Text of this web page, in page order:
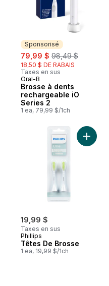
Sponsorisé
sale:
79,99 $ , formerly:
98,49 $
18,50 $ DE RABAIS
Taxes en sus
Sponsorisé
Oral-B
Brosse à dents
rechargeable iO
Series 2
1 ea, 79,99 $/1ch
19,99 $
Taxes en sus
Phillips
Têtes De Brosse
1 ea, 19,99 $/1ch